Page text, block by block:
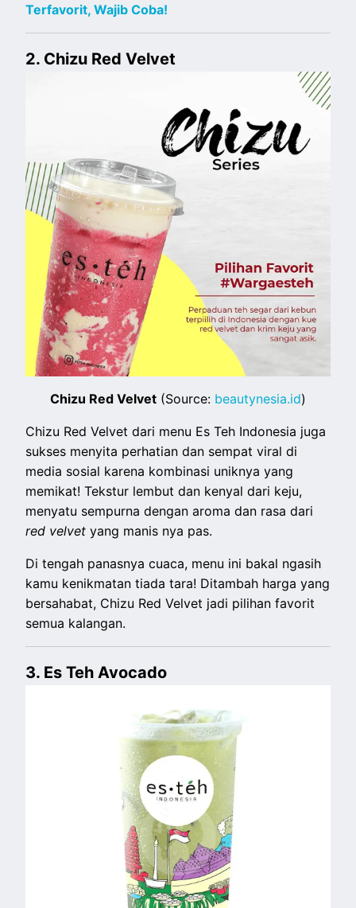
Terfavorit, Wajib Coba!
2. Chizu Red Velvet
Chizu Red Velvet (Source: beautynesia.id)
Chizu Red Velvet dari menu Es Teh Indonesia juga
sukses menyita perhatian dan sempat viral di
media sosial karena kombinasi uniknya yang
memikat! Tekstur lembut dan kenyal dari keju,
menyatu sempurna dengan aroma dan rasa dari
red velvetyang manis nya pas.
Di tengah panasnya cuaca, menu ini bakal ngasih
kamu kenikmatan tiada tara! Ditambah harga yang
bersahabat, Chizu Red Velvet jadi pilihan favorit
semua kalangan.
3. Es Teh Avocado